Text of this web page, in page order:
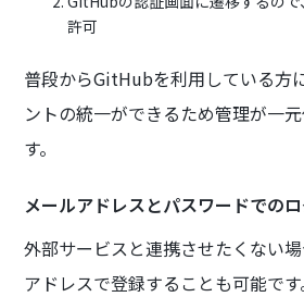
許可
普段からGitHubを利用している方
ントの統一ができるため管理が一
す。
メールアドレスとパスワードでの
外部サービスと連携させたくない
アドレスで登録することも可能です